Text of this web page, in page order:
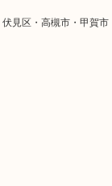
見区・高槻市・甲賀市